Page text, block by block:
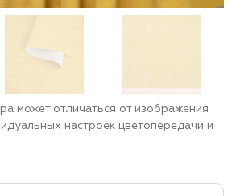
может отличаться от изображения
настроек цветопередачи и